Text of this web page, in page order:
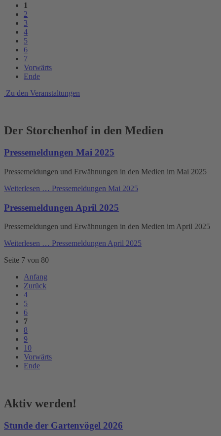
1
2
3
4
5
6
7
Vorwärts
Ende
Zu den Veranstaltungen
Der Storchenhof in den Medien
Pressemeldungen Mai 2025
Pressemeldungen und Erwähnungen in den Medien im Mai 2025
Weiterlesen … Pressemeldungen Mai 2025
Pressemeldungen April 2025
Pressemeldungen und Erwähnungen in den Medien im April 2025
Weiterlesen … Pressemeldungen April 2025
Seite 7 von 80
Anfang
Zurück
4
5
6
7
8
9
10
Vorwärts
Ende
Aktiv werden!
Stunde der Gartenvögel 2026